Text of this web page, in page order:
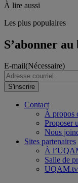
À lire aussi
Les plus populaires
S’abonner
E-mail(Nécessaire)
S'inscrire
Contact
À propos
Proposer
Nous
Sites partenaires
À
Salle de
UQAM.tv